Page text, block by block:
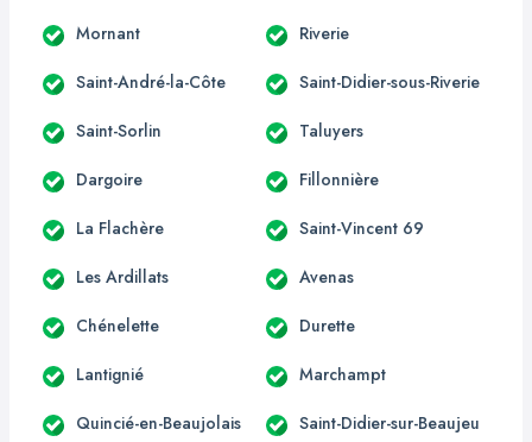
Mornant Riverie
Saint-André-la-Côte Saint-Didier-sous-Riverie
Saint-Sorlin Taluyers
Dargoire Fillonnière
La Flachère Saint-Vincent 69
Les Ardillats Avenas
Chénelette Durette
Lantignié Marchampt
Quincié-en-Beaujolais Saint-Didier-sur-Beaujeu